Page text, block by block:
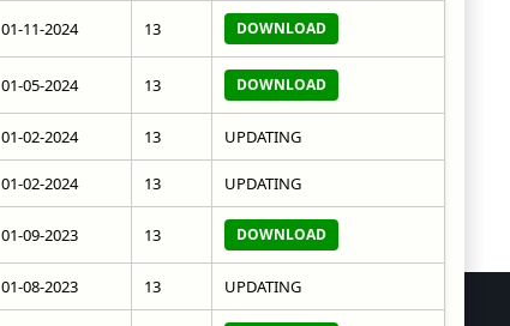
01-11-2024 13 DOWNLOAD
01-05-2024 13 DOWNLOAD
01-02-2024 13 UPDATING
01-02-2024 13 UPDATING
01-09-2023 13 DOWNLOAD
01-08-2023 13 UPDATING